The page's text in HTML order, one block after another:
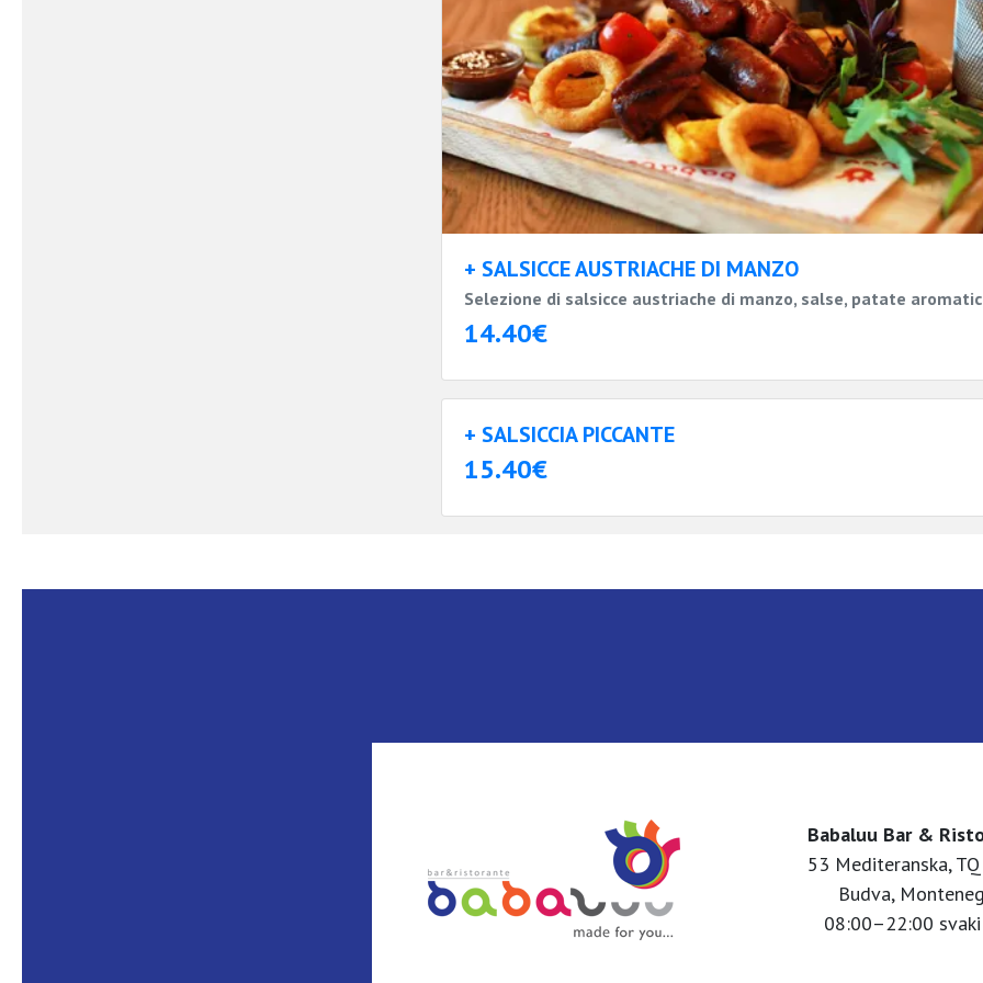
+ SALSICCE AUSTRIACHE DI MANZO
Selezione di salsicce austriache di manzo, salse, patate
14.40€
+ SALSICCIA PICCANTE
15.40€
Babaluu Bar &
53 Mediteranska,
Budva,
08:00–22:00